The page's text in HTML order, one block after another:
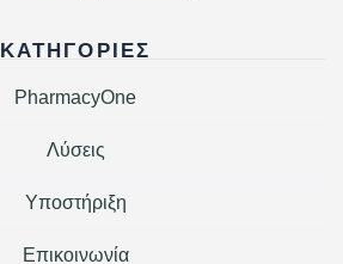
ΚΑΤΗΓΟΡΊΕΣ
PharmacyOne
Λύσεις
Υποστήριξη
Επικοινωνία